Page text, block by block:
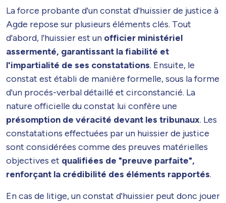
La force probante d'un constat d'huissier de justice à
Agde repose sur plusieurs éléments clés. Tout
d'abord, l'huissier est un officier ministériel
assermenté, garantissant la fiabilité et
l'impartialité de ses constatations. Ensuite, le
constat est établi de manière formelle, sous la forme
d'un procés-verbal détaillé et circonstancié. La
nature officielle du constat lui confère une
présomption de véracité devant les tribunaux. Les
constatations effectuées par un huissier de justice
sont considérées comme des preuves matérielles
objectives et qualifiées de "preuve parfaite",
renforçant la crédibilité des éléments rapportés.
En cas de litige, un constat d'huissier peut donc jouer